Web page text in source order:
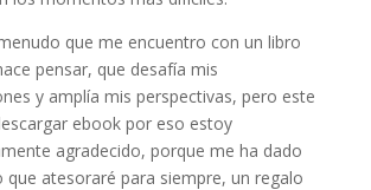
que me encuentro con un libro
pensar, que desafía mis
y amplía mis perspectivas, pero este
ebook por eso estoy
agradecido, porque me ha dado
que atesoraré para siempre, un regalo